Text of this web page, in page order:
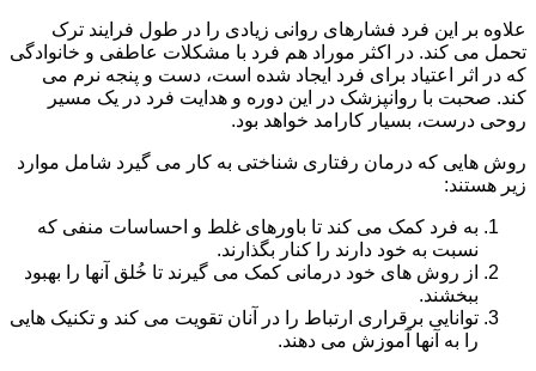
علاوه بر این فرد فشارهای روانی زیادی را در طول فرایند ترک
تحمل می کند. در اکثر موراد هم فرد با مشکلات عاطفی و خانوادگی
که در اثر اعتیاد برای فرد ایجاد شده است، دست و پنجه نرم می
کند. صحبت با روانپزشک در این دوره و هدایت فرد در یک مسیر
روحی درست، بسیار کارامد خواهد بود.
روش هایی که درمان رفتاری شناختی به کار می گیرد شامل موارد
زیر هستند:
به فرد کمک می کند تا باورهای غلط و احساسات منفی که
نسبت به خود دارند را کنار بگذارند.
از روش های خود درمانی کمک می گیرند تا خُلق آنها را بهبود
ببخشند.
توانایی برقراری ارتباط را در آنان تقویت می کند و تکنیک هایی
را به آنها آموزش می دهند.